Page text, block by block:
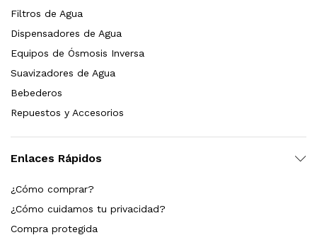
Filtros de Agua
Dispensadores de Agua
Equipos de Ósmosis Inversa
Suavizadores de Agua
Bebederos
Repuestos y Accesorios
Enlaces Rápidos
¿Cómo comprar?
¿Cómo cuidamos tu privacidad?
Compra protegida
Cafetera (Cartucho de Repuesto)
2,899.00
al carrito